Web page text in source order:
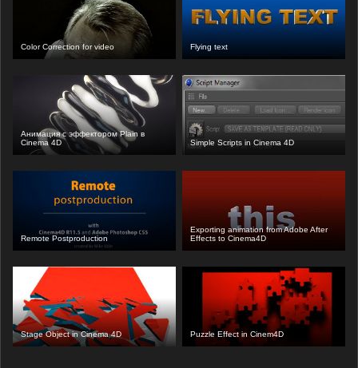
Color Correction for video Flying text
Анимация с эффектором Plain в
Cinema 4D
Simple Scripts in Cinema 4D
Remote Postproduction
Exporting animation from Adobe After
Effects to Cinema4D
Stage Object in Cinema 4D Puzzle Effect in Cinem4D